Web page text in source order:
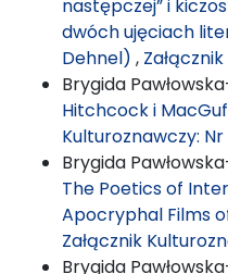
następczej” i
dwóch ujęciach
Dehnel) ,
Brygida
Hitchcock i
Kulturoznawczy:
Brygida
The Poetics of
Apocryphal Films
Załącznik
Brygida